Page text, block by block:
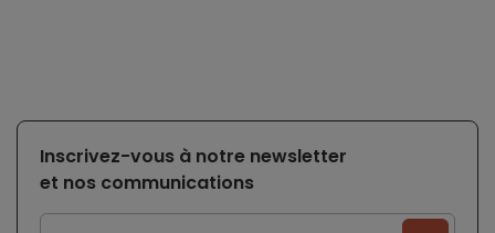
Inscrivez-vous à notre newsletter
et nos communications